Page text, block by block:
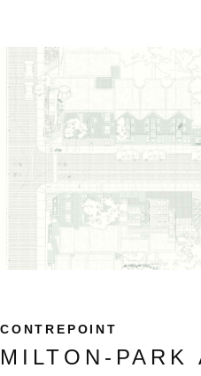
CONTREPOINT
MILTON-PARK